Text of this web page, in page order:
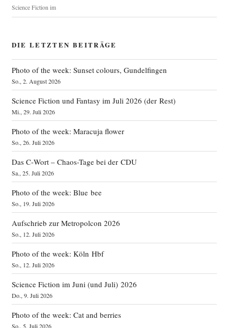
Science Fiction im
DIE LETZTEN BEITRÄGE
Photo of the week: Sunset colours, Gundelfingen
So., 2. August 2026
Science Fiction und Fantasy im Juli 2026 (der Rest)
Mi., 29. Juli 2026
Photo of the week: Maracuja flower
So., 26. Juli 2026
Das C‑Wort – Chaos-Tage bei der CDU
Sa., 25. Juli 2026
Photo of the week: Blue bee
So., 19. Juli 2026
Aufschrieb zur Metropolcon 2026
So., 12. Juli 2026
Photo of the week: Köln Hbf
So., 12. Juli 2026
Science Fiction im Juni (und Juli) 2026
Do., 9. Juli 2026
Photo of the week: Cat and berries
So., 5. Juli 2026